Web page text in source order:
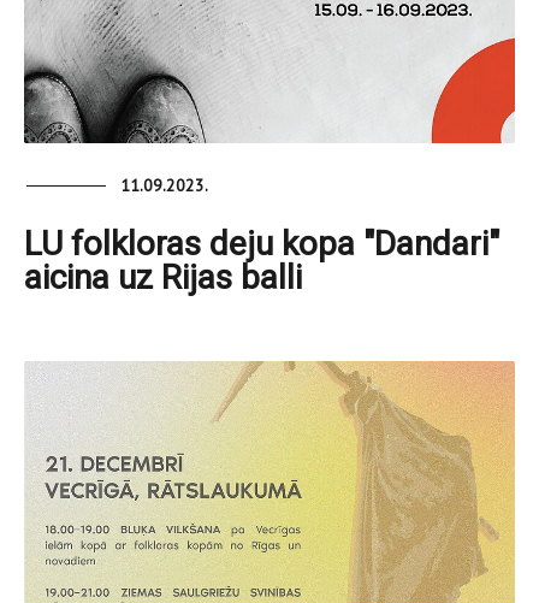
11.09.2023.
LU folkloras deju kopa "Dandari"
aicina uz Rijas balli